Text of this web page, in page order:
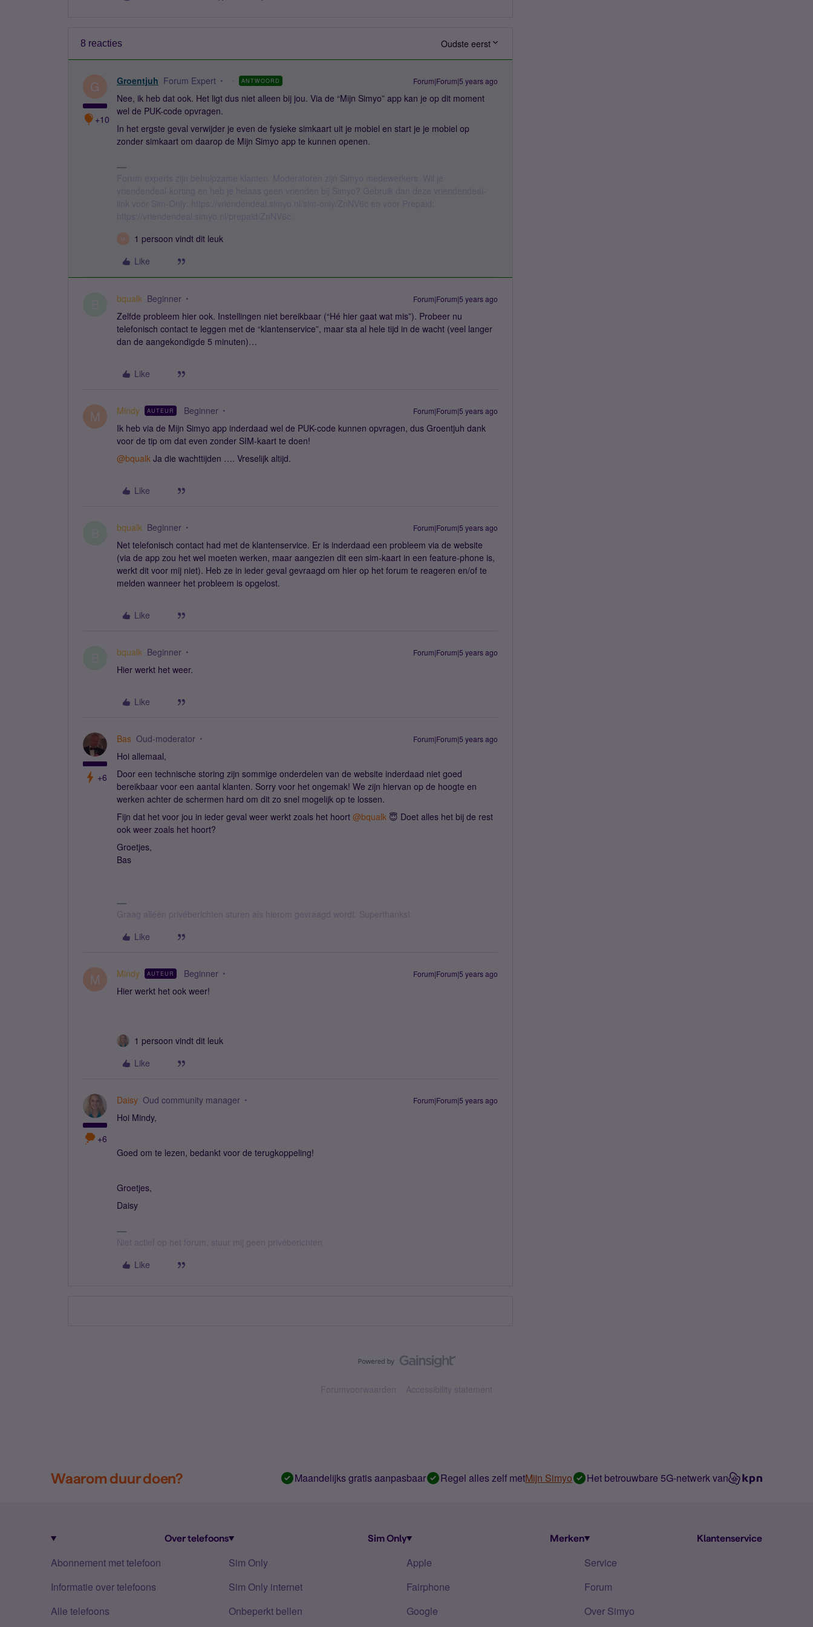
8 reacties Oudste eerst
G
+10
Groentjuh Forum Expert ANTWOORD Forum|Forum|5 years ago
Nee, ik heb dat ook. Het ligt dus niet alleen bij jou. Via de “Mijn Simyo” app kan je op dit moment
wel de PUK-code opvragen.
In het ergste geval verwijder je even de fysieke simkaart uit je mobiel en start je je mobiel op
zonder simkaart om daarop de Mijn Simyo app te kunnen openen.
M
1 persoon vindt dit leuk
Like
bqualk Beginner Forum|Forum|5 years ago
Zelfde probleem hier ook. Instellingen niet bereikbaar (“Hé hier gaat wat mis”). Probeer nu
telefonisch contact te leggen met de “klantenservice”, maar sta al hele tijd in de wacht (veel langer
dan de aangekondigde 5 minuten)…
Like
M Mindy AUTEUR Beginner Forum|Forum|5 years ago
Ik heb via de Mijn Simyo app inderdaad wel de PUK-code kunnen opvragen, dus Groentjuh dank
voor de tip om dat even zonder SIM-kaart te doen!
@bqualk Ja die wachttijden …. Vreselijk altijd.
Like
bqualk Beginner Forum|Forum|5 years ago
Net telefonisch contact had met de klantenservice. Er is inderdaad een probleem via de website
(via de app zou het wel moeten werken, maar aangezien dit een sim-kaart in een feature-phone is,
werkt dit voor mij niet). Heb ze in ieder geval gevraagd om hier op het forum te reageren en/of te
melden wanneer het probleem is opgelost.
Like
bqualk Beginner Forum|Forum|5 years ago
Hier werkt het weer.
Like
+6
Bas Oud-moderator Forum|Forum|5 years ago
Hoi allemaal,
Door een technische storing zijn sommige onderdelen van de website inderdaad niet goed
bereikbaar voor een aantal klanten. Sorry voor het ongemak! We zijn hiervan op de hoogte en
werken achter de schermen hard om dit zo snel mogelijk op te lossen.
Fijn dat het voor jou in ieder geval weer werkt zoals het hoort @bqualk 😇 Doet alles het bij de rest
ook weer zoals het hoort?
Groetjes,
Bas
Graag alléén privéberichten sturen als hierom gevraagd wordt. Superthanks!
Like
M Mindy AUTEUR Beginner Forum|Forum|5 years ago
Hier werkt het ook weer!
1 persoon vindt dit leuk
Like
+6
Daisy Oud community manager Forum|Forum|5 years ago
Hoi Mindy,
Goed om te lezen, bedankt voor de terugkoppeling!
Groetjes,
Daisy
Niet actief op het forum, stuur mij geen privéberichten
Like
Forumvoorwaarden Accessibility statement
Waarom duur doen? Maandelijks gratis aanpasbaar Regel alles zelf metMijn Simyo Het betrouwbare 5G-netwerk van
Over telefoons
Abonnement met telefoon
Informatie over telefoons
Alle telefoons
Sim Only
Sim Only
Sim Only internet
Onbeperkt bellen
Merken
Apple
Fairphone
Google
Klantenservice
Service
Forum
Over Simyo